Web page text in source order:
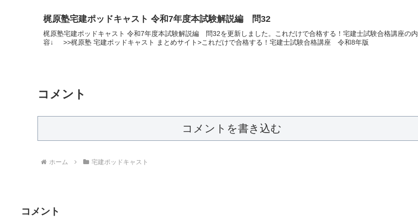
梶原塾宅建ポッドキャスト 令和7年度本試験解説編 問32
梶原塾宅建ポッドキャスト 令和7年度本試験解説編 問32を更新しました。これだけで合格する！宅建士試験合格講座の内
容↓ >>梶原塾 宅建ポッドキャスト まとめサイト>これだけで合格する！宅建士試験合格講座 令和8年版
コメント
コメントを書き込む
ホーム 宅建ポッドキャスト
コメント